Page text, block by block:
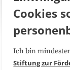
Über uns
Cookies
Ich bin
Stiftung zur